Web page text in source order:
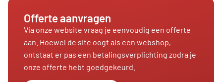
Offerte aanvragen
Via onze website vraag je eenvoudig een offerte
aan. Hoewel de site oogt als een webshop,
ontstaat er pas een betalingsverplichting zodra je
onze offerte hebt goedgekeurd.